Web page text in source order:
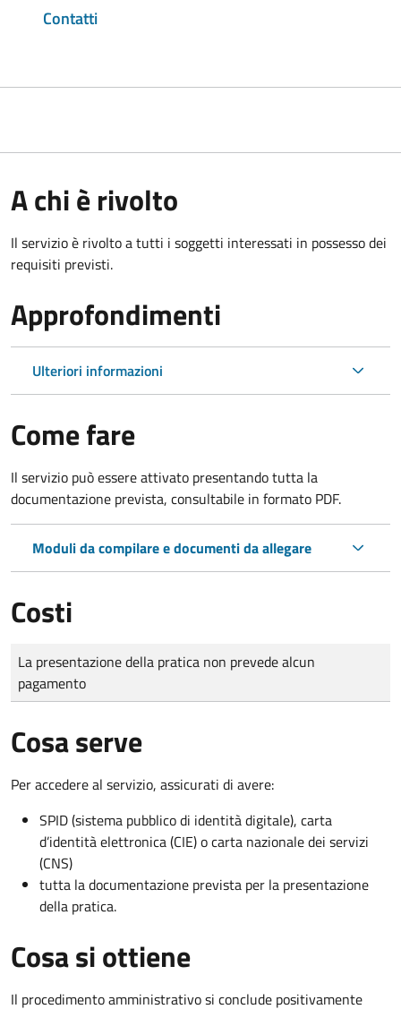
Contatti
A chi è rivolto
Il servizio è rivolto a tutti i soggetti interessati in possesso dei
requisiti previsti.
Approfondimenti
Ulteriori informazioni
Come fare
Il servizio può essere attivato presentando tutta la
documentazione prevista, consultabile in formato PDF.
Moduli da compilare e documenti da allegare
Costi
Tipo di pagamento
Importo
La presentazione della pratica non prevede alcun
pagamento
Cosa serve
Per accedere al servizio, assicurati di avere:
SPID (sistema pubblico di identità digitale), carta
d’identità elettronica (CIE) o carta nazionale dei servizi
(CNS)
tutta la documentazione prevista per la presentazione
della pratica.
Cosa si ottiene
Il procedimento amministrativo si conclude positivamente